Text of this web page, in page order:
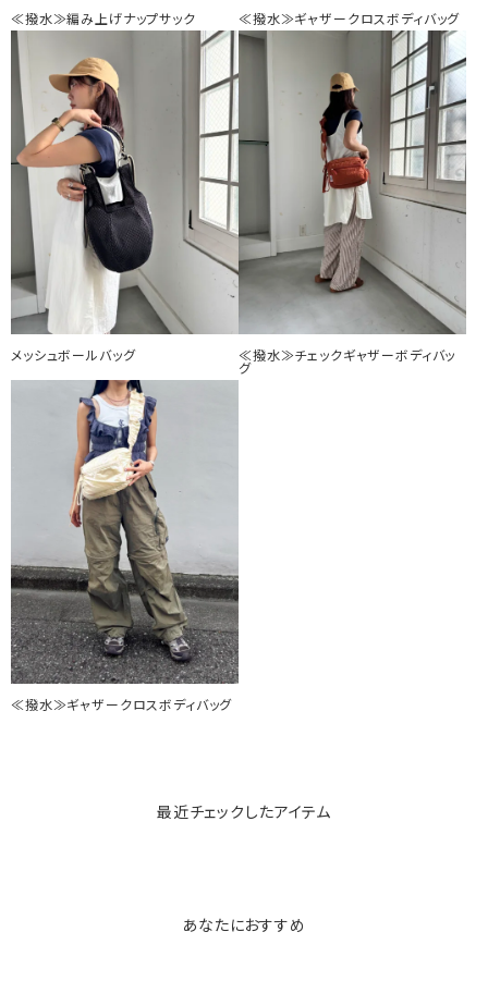
≪撥水≫編み上げナップサック ≪撥水≫ギャザークロスボディバッグ
メッシュボールバッグ
≪撥水≫チェックギャザーボディバッ
グ
≪撥水≫ギャザークロスボディバッグ
最近チェックしたアイテム
あなたにおすすめ